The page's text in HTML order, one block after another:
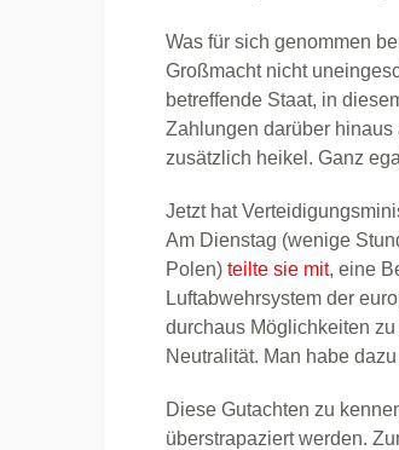
Was für sich genommen
Großmacht nicht
betreffende Staat, in
Zahlungen darüber
zusätzlich heikel. Ganz
Jetzt hat
Am Dienstag (wenige
Polen) teilte sie mit, eine
Luftabwehrsystem der
durchaus Möglichkeiten
Neutralität. Man habe
Diese Gutachten zu
überstrapaziert werden.